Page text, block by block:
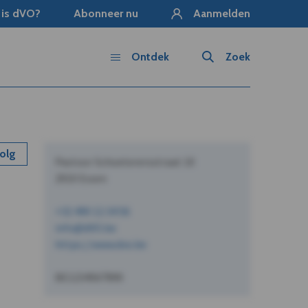
dVO? Abonneer nu Aanmelden
Zoek
Ontdek